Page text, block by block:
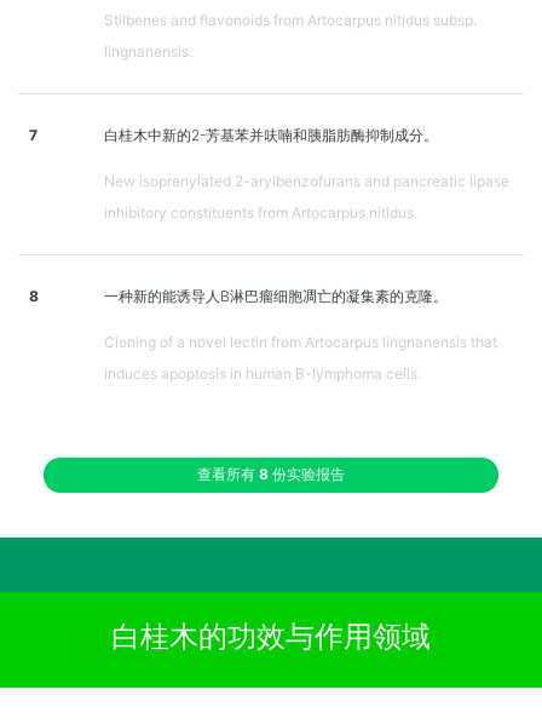
Stilbenes and flavonoids from Artocarpus nitidus subsp.
lingnanensis.
7 白桂木中新的2-芳基苯并呋喃和胰脂肪酶抑制成分。
New isoprenylated 2-arylbenzofurans and pancreatic lipase
inhibitory constituents from Artocarpus nitidus.
8 一种新的能诱导人B淋巴瘤细胞凋亡的凝集素的克隆。
Cloning of a novel lectin from Artocarpus lingnanensis that
induces apoptosis in human B-lymphoma cells.
查看所有 8 份实验报告
白桂木的功效与作用领域